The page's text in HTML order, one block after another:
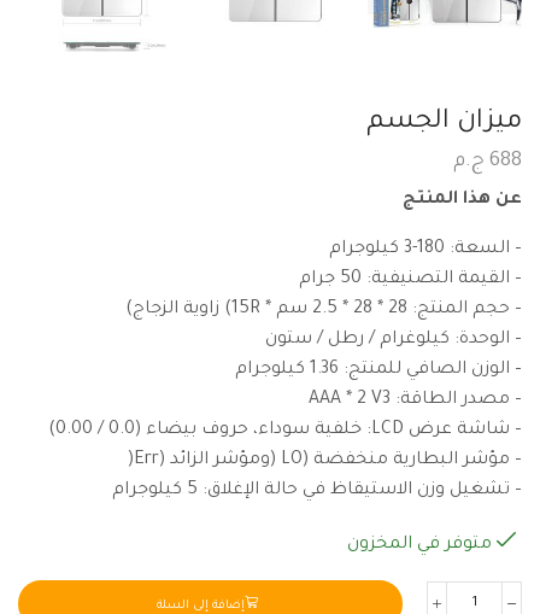
ميزان الجسم
688 ج.م
عن هذا المنتج
– السعة: 180-3 كيلوجرام
– القيمة التصنيفية: 50 جرام
– حجم المنتج: 28 * 28 * 2.5 سم * 15R) زاوية الزجاج)
– الوحدة: كيلوغرام / رطل / ستون
– الوزن الصافي للمنتج: 1.36 كيلوجرام
– مصدر الطاقة: AAA * 2 V3
– شاشة عرض LCD: خلفية سوداء، حروف بيضاء (0.0 / 0.00)
– مؤشر البطارية منخفضة (LO (ومؤشر الزائد (Err(
– تشغيل وزن الاستيقاظ في حالة الإغلاق: 5 كيلوجرام
متوفر في المخزون
إضافة إلى السلة